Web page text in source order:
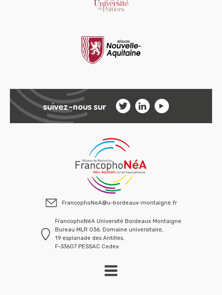
suivez-nous sur
FrancophoNeA@u-bordeaux-montaigne.fr
FrancophoNéA Université Bordeaux Montaigne
Bureau MLR 036, Domaine universitaire,
19 esplanade des Antilles,
F-33607 PESSAC Cedex